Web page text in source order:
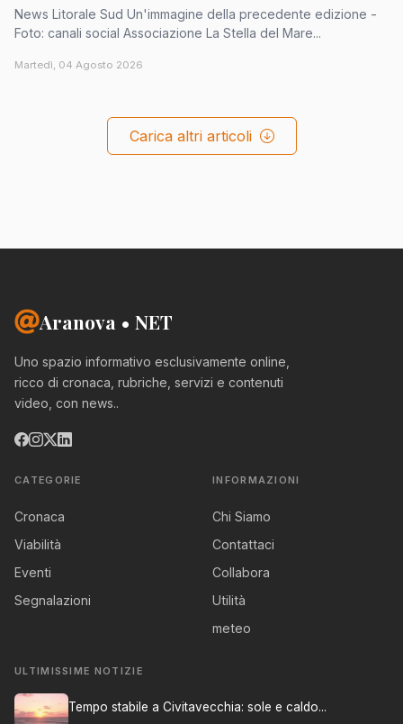
News Litorale Sud Un'immagine della precedente edizione -
Foto: canali social Associazione La Stella del Mare...
Martedì, 04 Agosto 2026
Carica altri articoli
Aranova • NET
Uno spazio informativo esclusivamente online,
ricco di cronaca, rubriche, servizi e contenuti
video, con news..
CATEGORIE
Cronaca
Viabilità
Eventi
Segnalazioni
INFORMAZIONI
Chi Siamo
Contattaci
Collabora
Utilità
meteo
ULTIMISSIME NOTIZIE
Tempo stabile a Civitavecchia: sole e caldo...